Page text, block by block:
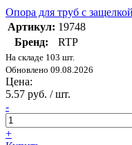
Опора для труб с
Артикул: 19748
Бренд:
RTP
На складе 103 шт.
Обновлено 09.08.2026
Цена:
5.57 руб. / шт.
-
+